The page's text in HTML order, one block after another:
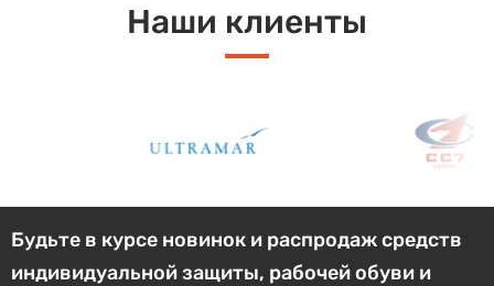
Наши клиенты
Будьте в курсе новинок и распродаж средств
индивидуальной защиты, рабочей обуви и